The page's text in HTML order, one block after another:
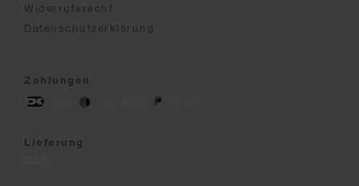
Widerrufsrecht
Datenschutzerklärung
Zahlungen
Lieferung